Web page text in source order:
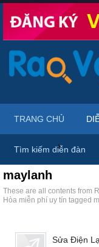
Trang chủ Diễn đàn
maylanh
These are all contents from
Hòa miễn phí uy tín tagged
Sửa Điện
TRANG CHỦ
Tìm kiếm diễn đàn